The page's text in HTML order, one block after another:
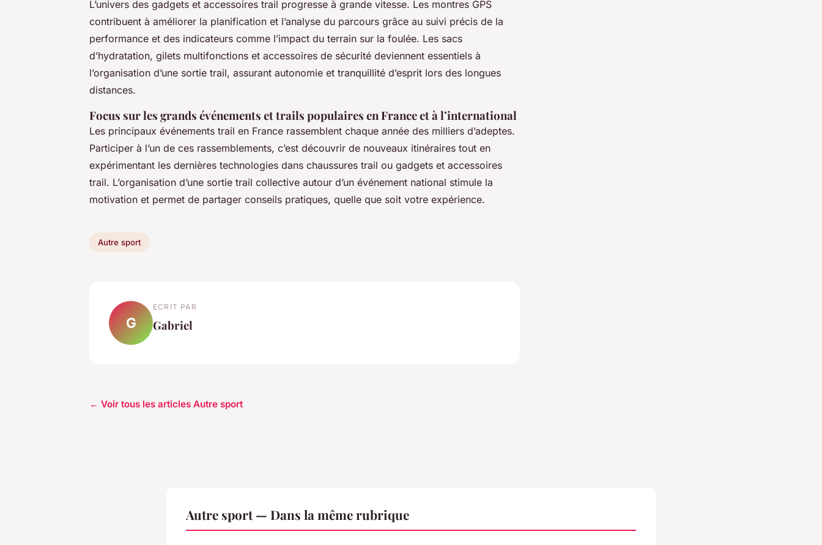
L’univers des gadgets et accessoires trail progresse à grande vitesse. Les montres GPS
contribuent à améliorer la planification et l’analyse du parcours grâce au suivi précis de la
performance et des indicateurs comme l’impact du terrain sur la foulée. Les sacs
d’hydratation, gilets multifonctions et accessoires de sécurité deviennent essentiels à
l’organisation d’une sortie trail, assurant autonomie et tranquillité d’esprit lors des longues
distances.
Focus sur les grands événements et trails populaires en France et à l’international
Les principaux événements trail en France rassemblent chaque année des milliers d’adeptes.
Participer à l’un de ces rassemblements, c’est découvrir de nouveaux itinéraires tout en
expérimentant les dernières technologies dans chaussures trail ou gadgets et accessoires
trail. L’organisation d’une sortie trail collective autour d’un événement national stimule la
motivation et permet de partager conseils pratiques, quelle que soit votre expérience.
Autre sport
G
ECRIT PAR
Gabriel
← Voir tous les articles Autre sport
Autre sport — Dans la même rubrique